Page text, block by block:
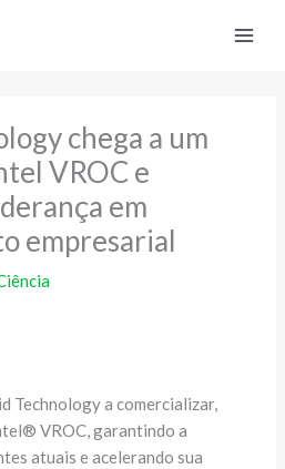
chega a um
VROC e
em
empresarial
Technology a comercializar,
VROC, garantindo a
atuais e acelerando sua